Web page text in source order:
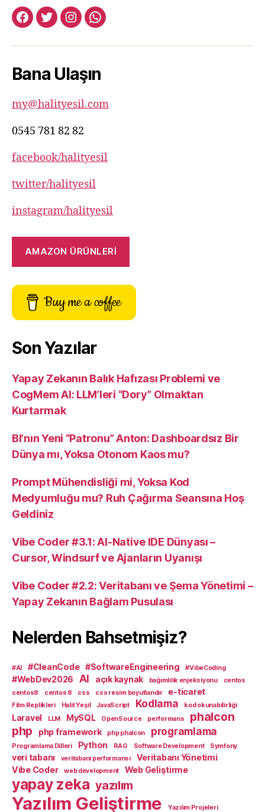
facebook:halityesil
twitter:halityesil
instagram:halityesil
whatsapp:0545
82
Bana Ulaşın
my@halityesil.com
0545 781 82 82
facebook/halityesil
twitter/halityesil
instagram/halityesil
AMAZON ÜRÜNLERİ
Buy me a coffee
Son Yazılar
Yapay Zekanın Balık Hafızası Problemi ve
CogMem AI: LLM’leri “Dory” Olmaktan
Kurtarmak
BI’nın Yeni “Patronu” Anton: Dashboardsız Bir
Dünya mı, Yoksa Otonom Kaos mu?
Prompt Mühendisliği mi, Yoksa Kod
Medyumluğu mu? Ruh Çağırma Seansına Hoş
Geldiniz
Vibe Coder #3.1: AI-Native IDE Dünyası –
Cursor, Windsurf ve Ajanların Uyanışı
Vibe Coder #2.2: Veritabanı ve Şema Yönetimi –
Yapay Zekanın Bağlam Pusulası
Nelerden Bahsetmişiz?
#AI #CleanCode #SoftwareEngineering #VibeCoding
#WebDev2026 AI açık kaynak bağımlılık enjeksiyonu
centos
centos8
centos 8 css css resim boyutlandır e-ticaret
Film Replikleri Halit Yeşil JavaScript Kodlama kod okunabilirliği
Laravel LLM MySQL OpenSource performans
phalcon
php
php framework php phalcon programlama
Programlama Dilleri Python RAG Software Development Symfony
veri tabanı veritabanı performansı
Veritabanı Yönetimi
Vibe Coder
web development Web Geliştirme
yapay zeka yazılım
Yazılım Geliştirme Yazılım Projeleri